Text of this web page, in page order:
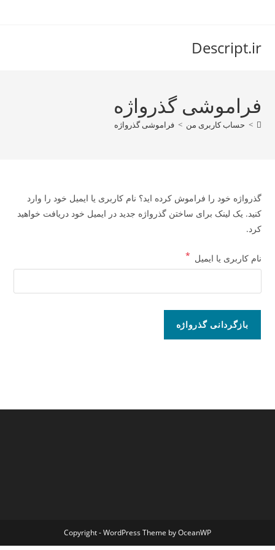
Descript.ir
فراموشی گذرواژه
> حساب کاربری من > فراموشی گذرواژه
گذرواژه خود را فراموش کرده اید؟ نام کاربری یا ایمیل خود را وارد
کنید. یک لینک برای ساختن گذرواژه جدید در ایمیل خود دریافت خواهید
کرد.
نام کاربری یا ایمیل *الزامی
بازگردانی گذرواژه
Copyright - WordPress Theme by OceanWP